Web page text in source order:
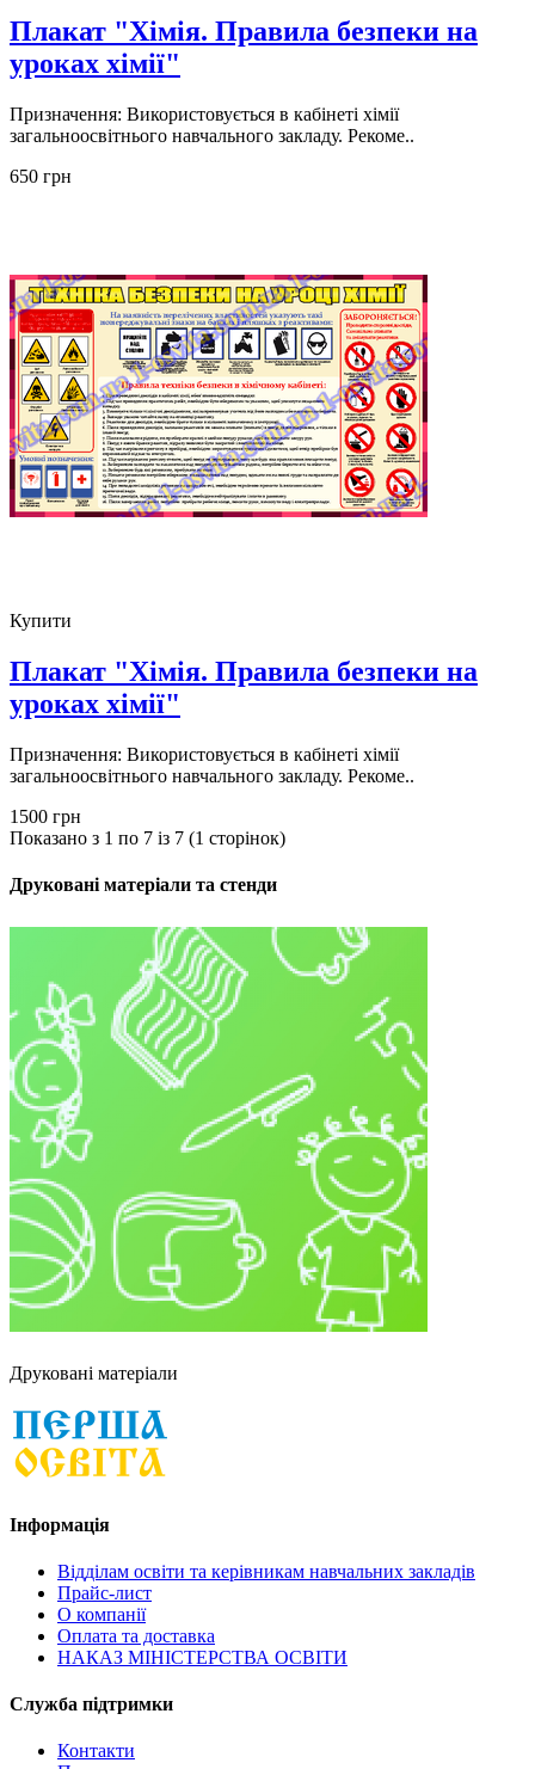
Плакат "Хімія. Правила безпеки на
уроках хімії"
Призначення: Використовується в кабінеті хімії
загальноосвітнього навчального закладу. Рекоме..
650 грн
Купити
Плакат "Хімія. Правила безпеки на
уроках хімії"
Призначення: Використовується в кабінеті хімії
загальноосвітнього навчального закладу. Рекоме..
1500 грн
Показано з 1 по 7 із 7 (1 сторінок)
Друковані матеріали та стенди
Друковані матеріали
Інформація
Відділам освіти та керівникам навчальних закладів
Прайс-лист
О компанії
Оплата та доставка
НАКАЗ МІНІСТЕРСТВА ОСВІТИ
Служба підтримки
Контакти